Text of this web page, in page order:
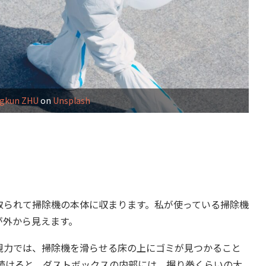
ZHU on Unsplash
て掃除機の本体に収まります。私が使っている掃除機
から見えます。
は、掃除機を滑らせる床の上にゴミが見つかること